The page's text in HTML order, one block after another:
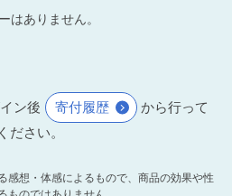
はありません。
ン後 寄付履歴
から行って
ください。
想・体感によるもので、商品の効果や性